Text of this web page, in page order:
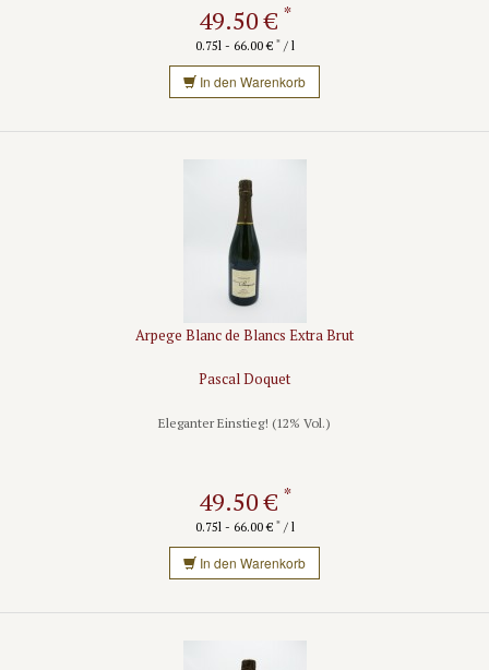
49.50 € *
0.75l - 66.00 € */ l
In den Warenkorb
Arpege Blanc de Blancs Extra Brut
Pascal Doquet
Eleganter Einstieg! (12% Vol.)
49.50 € *
0.75l - 66.00 € */ l
In den Warenkorb